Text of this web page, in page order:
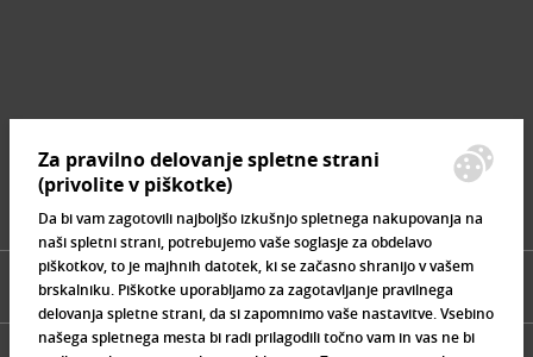
Znamke, ki se prodajajo
Za pravilno delovanje spletne strani
(privolite v piškotke)
Da bi vam zagotovili najboljšo izkušnjo spletnega nakupovanja na
naši spletni strani, potrebujemo vaše soglasje za obdelavo
piškotkov, to je majhnih datotek, ki se začasno shranijo v vašem
brskalniku. Piškotke uporabljamo za zagotavljanje pravilnega
delovanja spletne strani, da si zapomnimo vaše nastavitve. Vsebino
našega spletnega mesta bi radi prilagodili točno vam in vas ne bi